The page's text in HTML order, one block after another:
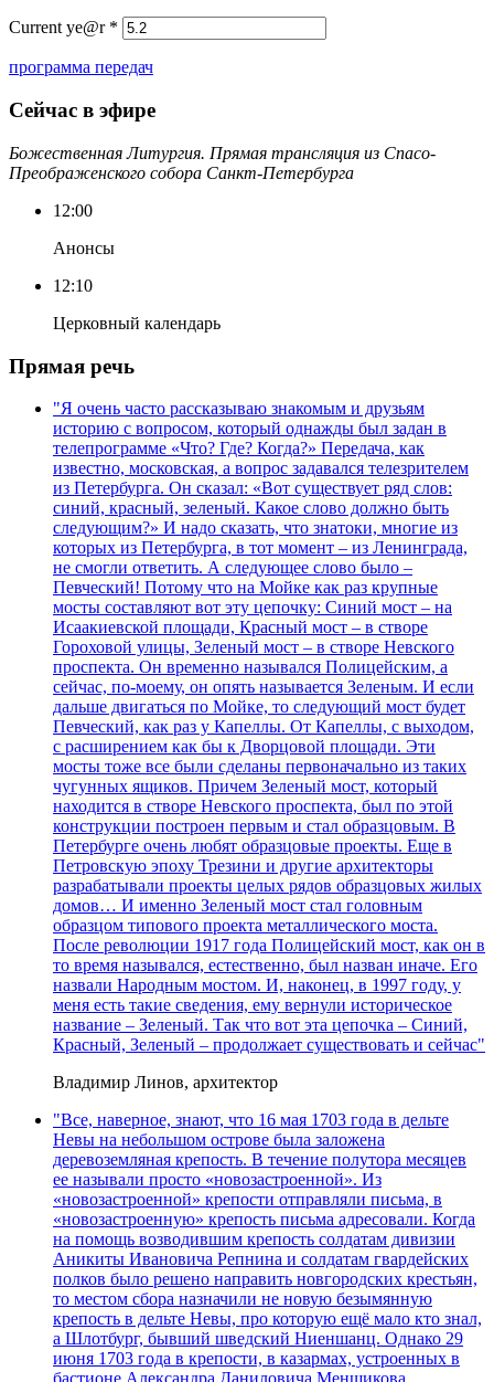
Current ye@r *
программа передач
Сейчас в эфире
Божественная Литургия. Прямая трансляция из Спасо-
Преображенского собора Санкт-Петербурга
12:00
Анонсы
12:10
Церковный календарь
Прямая речь
"Я очень часто рассказываю знакомым и друзьям
историю с вопросом, который однажды был задан в
телепрограмме «Что? Где? Когда?» Передача, как
известно, московская, а вопрос задавался телезрителем
из Петербурга. Он сказал: «Вот существует ряд слов:
синий, красный, зеленый. Какое слово должно быть
следующим?» И надо сказать, что знатоки, многие из
которых из Петербурга, в тот момент – из Ленинграда,
не смогли ответить. А следующее слово было –
Певческий! Потому что на Мойке как раз крупные
мосты составляют вот эту цепочку: Синий мост – на
Исаакиевской площади, Красный мост – в створе
Гороховой улицы, Зеленый мост – в створе Невского
проспекта. Он временно назывался Полицейским, а
сейчас, по-моему, он опять называется Зеленым. И если
дальше двигаться по Мойке, то следующий мост будет
Певческий, как раз у Капеллы. От Капеллы, с выходом,
с расширением как бы к Дворцовой площади. Эти
мосты тоже все были сделаны первоначально из таких
чугунных ящиков. Причем Зеленый мост, который
находится в створе Невского проспекта, был по этой
конструкции построен первым и стал образцовым. В
Петербурге очень любят образцовые проекты. Еще в
Петровскую эпоху Трезини и другие архитекторы
разрабатывали проекты целых рядов образцовых жилых
домов… И именно Зеленый мост стал головным
образцом типового проекта металлического моста.
После революции 1917 года Полицейский мост, как он в
то время назывался, естественно, был назван иначе. Его
назвали Народным мостом. И, наконец, в 1997 году, у
меня есть такие сведения, ему вернули историческое
название – Зеленый. Так что вот эта цепочка – Синий,
Красный, Зеленый – продолжает существовать и сейчас"
Владимир Линов, архитектор
"Все, наверное, знают, что 16 мая 1703 года в дельте
Невы на небольшом острове была заложена
деревоземляная крепость. В течение полутора месяцев
ее называли просто «новозастроенной». Из
«новозастроенной» крепости отправляли письма, в
«новозастроенную» крепость письма адресовали. Когда
на помощь возводившим крепость солдатам дивизии
Аникиты Ивановича Репнина и солдатам гвардейских
полков было решено направить новгородских крестьян,
то местом сбора назначили не новую безымянную
крепость в дельте Невы, про которую ещё мало кто знал,
а Шлотбург, бывший шведский Ниеншанц. Однако 29
июня 1703 года в крепости, в казармах, устроенных в